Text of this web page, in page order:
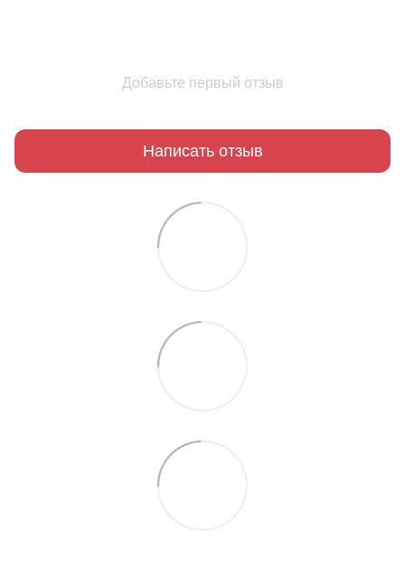
Добавьте первый отзыв
Написать отзыв